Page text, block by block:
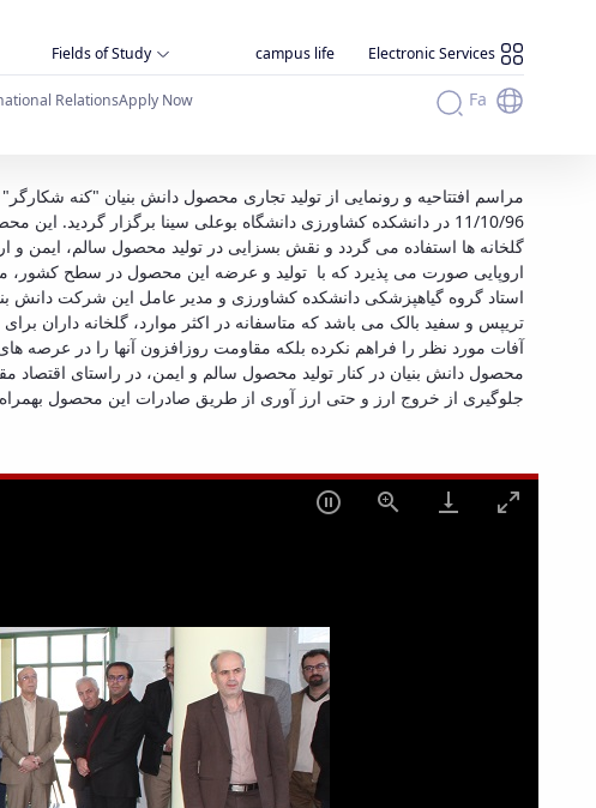
Fields of Study campus life Electronic Services
RelationsApply Now Fa
رونمایی از
مراسم افتتاحیه و رونمایی از تولید تجاری محصول دانش بنیان "کنه
11/10/96 در دانشکده کشاورزی دانشگاه بوعلی سینا برگزار
گلخانه ها استفاده می گردد و نقش بسزایی در تولید محصول سالم، ایمن
اروپایی صورت می پذیرد که با تولید و عرضه این محصول در سطح کشور،
استاد گروه گیاهپزشکی دانشکده کشاورزی و مدیر عامل این شرکت دانش
تریپس و سفید بالک می باشد که متاسفانه در اکثر موارد، گلخانه داران
آفات مورد نظر را فراهم نکرده بلکه مقاومت روزافزون آنها را در عرصه
محصول دانش بنیان در کنار تولید محصول سالم و ایمن، در راستای اقتصاد
جلوگیری از خروج ارز و حتی ارز آوری از طریق صادرات این محصول